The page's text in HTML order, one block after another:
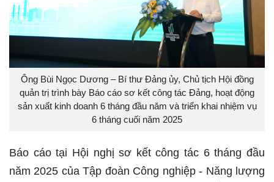
Ông Bùi Ngọc Dương – Bí thư Đảng ủy, Chủ tịch Hội đồng
quản trị trình bày Báo cáo sơ kết công tác Đảng, hoạt động
sản xuất kinh doanh 6 tháng đầu năm và triển khai nhiệm vụ
6 tháng cuối năm 2025
Báo cáo tại Hội nghị sơ kết công tác 6 tháng đầu
năm 2025 của Tập đoàn Công nghiệp - Năng lượng